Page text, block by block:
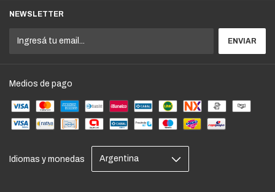
NEWSLETTER
Medios de pago
Idiomas y monedas